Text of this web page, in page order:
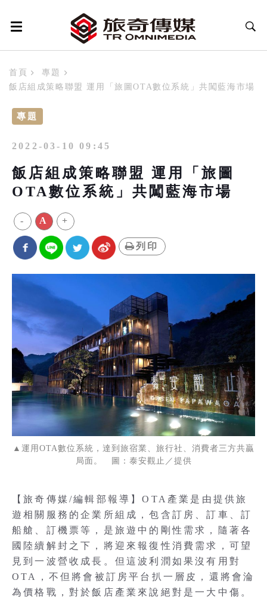
首頁
專題
飯店組成策略聯盟 運用「旅圖OTA數位系統」共闖藍海市場
專題
2022-03-10 09:45
飯店組成策略聯盟 運用「旅圖
OTA數位系統」共闖藍海市場
- A +
列印
▲運用OTA數位系統，達到旅宿業、旅行社、消費者三方共贏
局面。 圖：泰安觀止／提供
【旅奇傳媒/編輯部報導】OTA產業是由提供旅
遊相關服務的企業所組成，包含訂房、訂車、訂
船艙、訂機票等，是旅遊中的剛性需求，隨著各
國陸續解封之下，將迎來報復性消費需求，可望
見到一波營收成長。但這波利潤如果沒有用對
OTA，不但將會被訂房平台扒一層皮，還將會淪
為價格戰，對於飯店產業來說絕對是一大中傷。